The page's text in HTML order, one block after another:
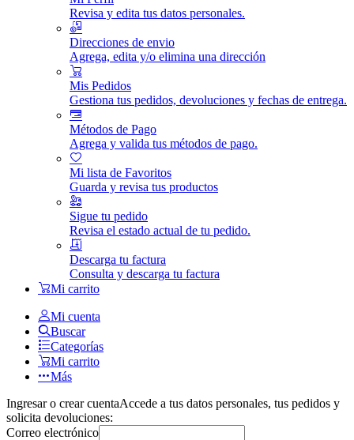
Revisa y edita tus datos personales.
Direcciones de envio
Agrega, edita y/o elimina una dirección
Mis Pedidos
Gestiona tus pedidos, devoluciones y fechas de entrega.
Métodos de Pago
Agrega y valida tus métodos de pago.
Mi lista de Favoritos
Guarda y revisa tus productos
Sigue tu pedido
Revisa el estado actual de tu pedido.
Descarga tu factura
Consulta y descarga tu factura
Mi carrito
Mi cuenta
Buscar
Categorías
Mi carrito
Más
Ingresar o crear cuentaAccede a tus datos personales, tus pedidos y
solicita devoluciones:
Correo electrónico